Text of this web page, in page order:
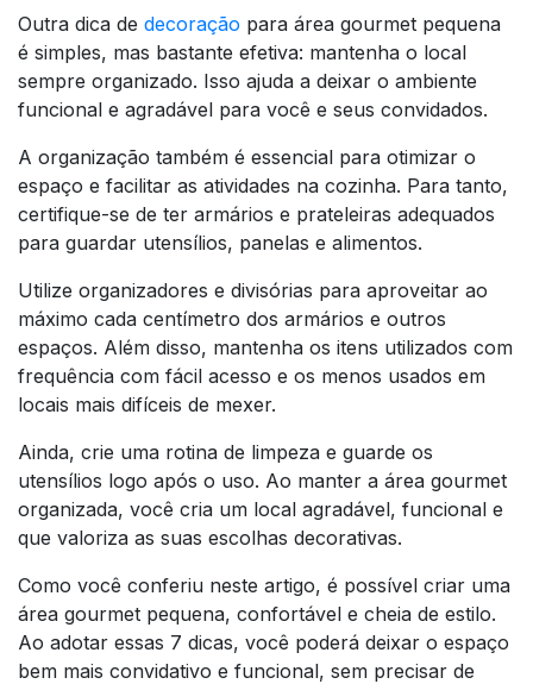
Outra dica de decoração para área gourmet pequena
é simples, mas bastante efetiva: mantenha o local
sempre organizado. Isso ajuda a deixar o ambiente
funcional e agradável para você e seus convidados.
A organização também é essencial para otimizar o
espaço e facilitar as atividades na cozinha. Para tanto,
certifique-se de ter armários e prateleiras adequados
para guardar utensílios, panelas e alimentos.
Utilize organizadores e divisórias para aproveitar ao
máximo cada centímetro dos armários e outros
espaços. Além disso, mantenha os itens utilizados com
frequência com fácil acesso e os menos usados em
locais mais difíceis de mexer.
Ainda, crie uma rotina de limpeza e guarde os
utensílios logo após o uso. Ao manter a área gourmet
organizada, você cria um local agradável, funcional e
que valoriza as suas escolhas decorativas.
Como você conferiu neste artigo, é possível criar uma
área gourmet pequena, confortável e cheia de estilo.
Ao adotar essas 7 dicas, você poderá deixar o espaço
bem mais convidativo e funcional, sem precisar de